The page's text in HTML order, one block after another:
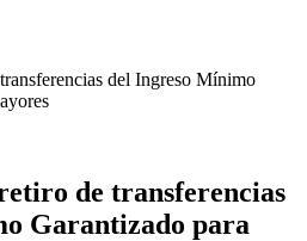
de transferencias
Garantizado para